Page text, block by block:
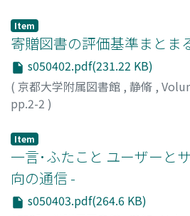
Item
寄贈図書の評価基準まとま
s050402.pdf(231.22 KB)
( 京都大学附属図書館 , 静脩 ,
pp.2-2 )
Item
一言･ふたこと ユーザーと
向の通信 -
s050403.pdf(264.6 KB)